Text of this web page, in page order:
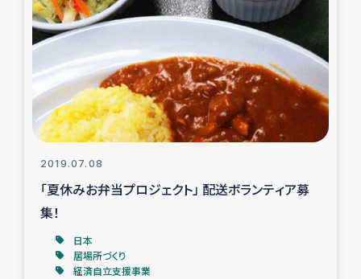
トルコ・シリア地震被災者支援
デニヤヤ小規模紅茶農家支援
コーヒー生産者支援
アイナロ県マウベシ郡でのコーヒー畑改善事業
2019.07.08
「夏休みお弁当プロジェクト」 配送ボランティア募
集！
日本
居場所づくり
経済自立支援事業